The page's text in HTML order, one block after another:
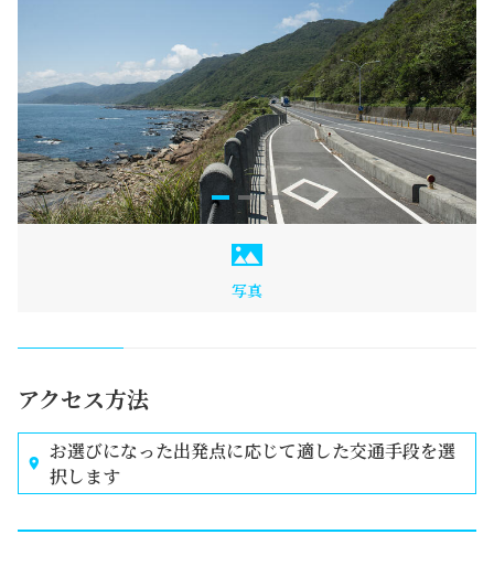
写真
アクセス方法
お選びになった出発点に応じて適した交通手段を選
択します